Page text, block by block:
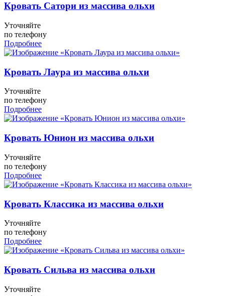
Кровать Сатори из массива ольхи
Уточняйте
по телефону
Подробнее
Кровать Лаура из массива ольхи
Уточняйте
по телефону
Подробнее
Кровать Юнион из массива ольхи
Уточняйте
по телефону
Подробнее
Кровать Классика из массива ольхи
Уточняйте
по телефону
Подробнее
Кровать Сильва из массива ольхи
Уточняйте